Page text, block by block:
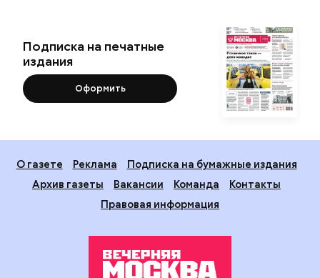
Подписка на печатные
издания
Оформить
О газете Реклама
Подписка на бумажные издания
Архив газеты
Вакансии Команда
Контакты
Правовая информация